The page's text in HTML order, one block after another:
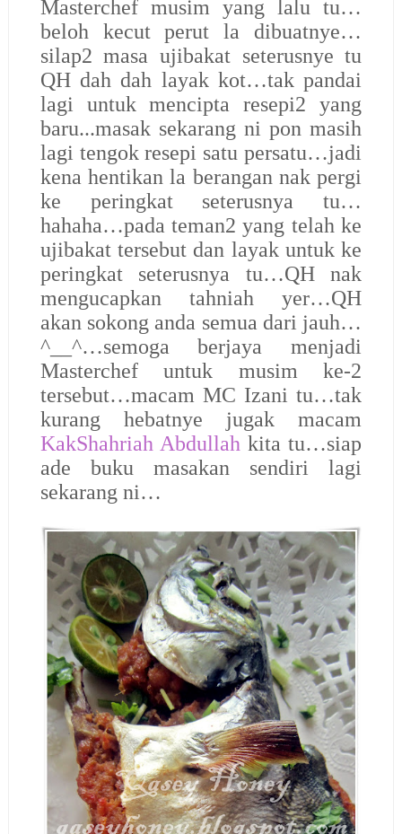
Masterchef musim yang lalu tu…
beloh kecut perut la dibuatnye…
silap2 masa ujibakat seterusnye tu
QH dah dah layak kot…tak pandai
lagi untuk mencipta resepi2 yang
baru...masak sekarang ni pon masih
lagi tengok resepi satu persatu…jadi
kena hentikan la berangan nak pergi
ke peringkat seterusnya tu…
hahaha…pada teman2 yang telah ke
ujibakat tersebut dan layak untuk ke
peringkat seterusnya tu…QH nak
mengucapkan tahniah yer…QH
akan sokong anda semua dari jauh…
^__^…semoga berjaya menjadi
Masterchef untuk musim ke-2
tersebut…macam MC Izani tu…tak
kurang hebatnye jugak macam
KakShahriah Abdullahkita tu…siap
ade buku masakan sendiri lagi
sekarang ni…